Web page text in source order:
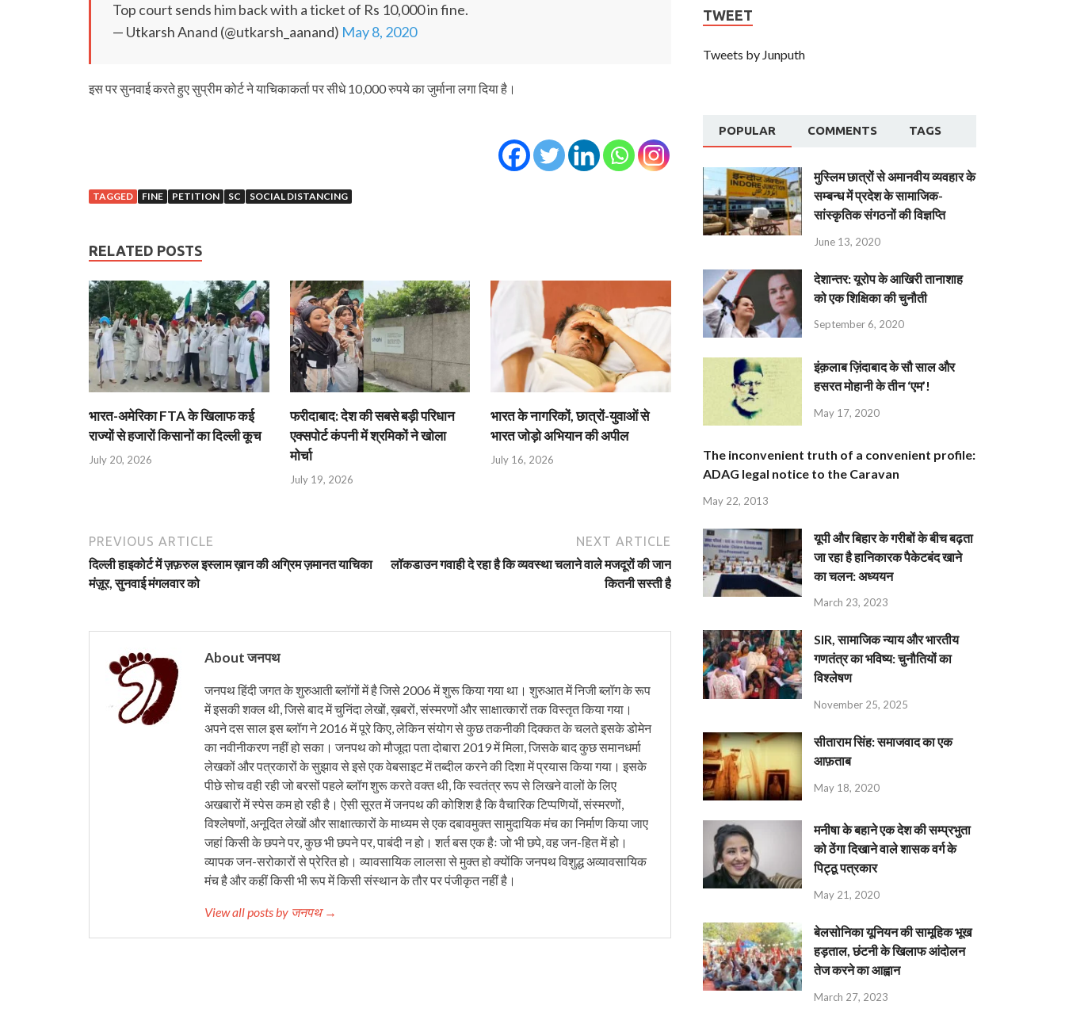
Top court sends him back with a ticket of Rs 10,000 in fine.
— Utkarsh Anand (@utkarsh_aanand) May 8, 2020
इस पर सुनवाई करते हुए सुप्रीम कोर्ट ने याचिकाकर्ता पर सीधे 10,000 रुपये का जुर्माना लगा दिया है।
TAGGED FINE PETITION SC SOCIAL DISTANCING
RELATED POSTS
भारत-अमेरिका FTA के खिलाफ कई
राज्यों से हजारों किसानों का दिल्ली कूच
July 20, 2026
फरीदाबाद: देश की सबसे बड़ी परिधान
एक्सपोर्ट कंपनी में श्रमिकों ने खोला
मोर्चा
July 19, 2026
भारत के नागरिकों, छात्रों-युवाओं से
भारत जोड़ो अभियान की अपील
July 16, 2026
PREVIOUS ARTICLE
दिल्ली हाइकोर्ट में ज़फ़रुल इस्लाम ख़ान की अग्रिम ज़मानत याचिका
मंज़ूर, सुनवाई मंगलवार को
NEXT ARTICLE
लॉकडाउन गवाही दे रहा है कि व्यवस्था चलाने वाले मजदूरों की जान
कितनी सस्ती है
About जनपथ
जनपथ हिंदी जगत के शुरुआती ब्लॉगों में है जिसे 2006 में शुरू किया गया था। शुरुआत में निजी ब्लॉग के रूप
में इसकी शक्ल थी, जिसे बाद में चुनिंदा लेखों, ख़बरों, संस्मरणों और साक्षात्कारों तक विस्तृत किया गया।
अपने दस साल इस ब्लॉग ने 2016 में पूरे किए, लेकिन संयोग से कुछ तकनीकी दिक्कत के चलते इसके डोमेन
का नवीनीकरण नहीं हो सका। जनपथ को मौजूदा पता दोबारा 2019 में मिला, जिसके बाद कुछ समानधर्मा
लेखकों और पत्रकारों के सुझाव से इसे एक वेबसाइट में तब्दील करने की दिशा में प्रयास किया गया। इसके
पीछे सोच वही रही जो बरसों पहले ब्लॉग शुरू करते वक्त थी, कि स्वतंत्र रूप से लिखने वालों के लिए
अखबारों में स्पेस कम हो रही है। ऐसी सूरत में जनपथ की कोशिश है कि वैचारिक टिप्पणियों, संस्मरणों,
विश्लेषणों, अनूदित लेखों और साक्षात्कारों के माध्यम से एक दबावमुक्त सामुदायिक मंच का निर्माण किया जाए
जहां किसी के छपने पर, कुछ भी छपने पर, पाबंदी न हो। शर्त बस एक हैः जो भी छपे, वह जन-हित में हो।
व्यापक जन-सरोकारों से प्रेरित हो। व्यावसायिक लालसा से मुक्त हो क्योंकि जनपथ विशुद्ध अव्यावसायिक
मंच है और कहीं किसी भी रूप में किसी संस्थान के तौर पर पंजीकृत नहीं है।
View all posts by जनपथ →
TWEET
Tweets by Junputh
POPULAR COMMENTS TAGS
मुस्लिम छात्रों से अमानवीय व्यवहार के
सम्बन्ध में प्रदेश के सामाजिक-
सांस्कृतिक संगठनों की विज्ञप्ति
June 13, 2020
देशान्‍तर: यूरोप के आखिरी तानाशाह
को एक शिक्षिका की चुनौती
September 6, 2020
इंक़लाब ज़िंदाबाद के सौ साल और
हसरत मोहानी के तीन ‘एम’!
May 17, 2020
The inconvenient truth of a convenient profile:
ADAG legal notice to the Caravan
May 22, 2013
यूपी और बिहार के गरीबों के बीच बढ़ता
जा रहा है हानिकारक पैकेटबंद खाने
का चलन: अध्ययन
March 23, 2023
SIR, सामाजिक न्याय और भारतीय
गणतंत्र का भविष्य: चुनौतियों का
विश्लेषण
November 25, 2025
सीताराम सिंह: समाजवाद का एक
आफ़ताब
May 18, 2020
मनीषा के बहाने एक देश की सम्प्रभुता
को ठेंगा दिखाने वाले शासक वर्ग के
पिट्ठू पत्रकार
May 21, 2020
बेलसोनिका यूनियन की सामूहिक भूख
हड़ताल, छंटनी के खिलाफ आंदोलन
तेज करने का आह्वान
March 27, 2023